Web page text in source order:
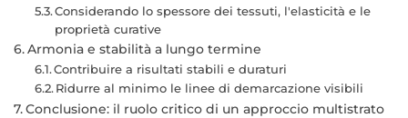
Considerando lo spessore dei tessuti, l'elasticità e le
proprietà curative
Armonia e stabilità a lungo termine
Contribuire a risultati stabili e duraturi
Ridurre al minimo le linee di demarcazione visibili
Conclusione: il ruolo critico di un approccio multistrato